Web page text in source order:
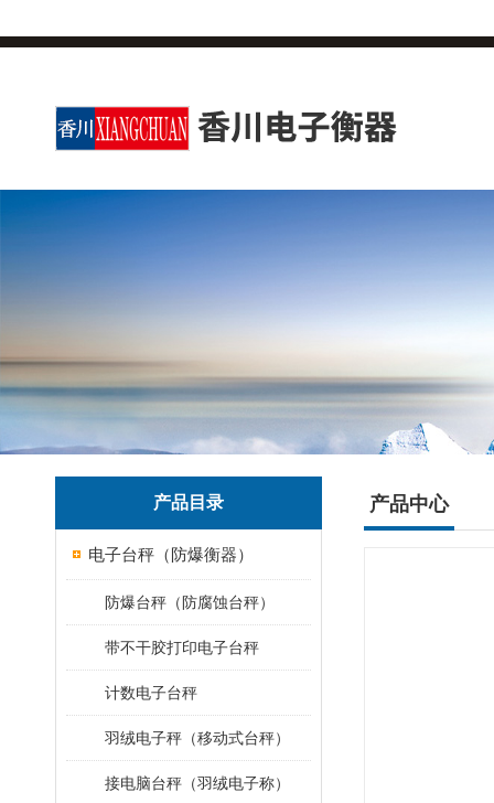
产品目录
电子台秤（防爆衡器）
防爆台秤（防腐蚀台秤）
带不干胶打印电子台秤
计数电子台秤
羽绒电子秤（移动式台秤）
接电脑台秤（羽绒电子称）
产品中心